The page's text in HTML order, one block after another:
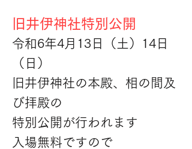
​旧井伊神社特別公開
令和6年4月13日（土）14日
（日）
旧井伊神社の本殿、相の間及
び拝殿の
特別公開が行われます
入場無料ですので